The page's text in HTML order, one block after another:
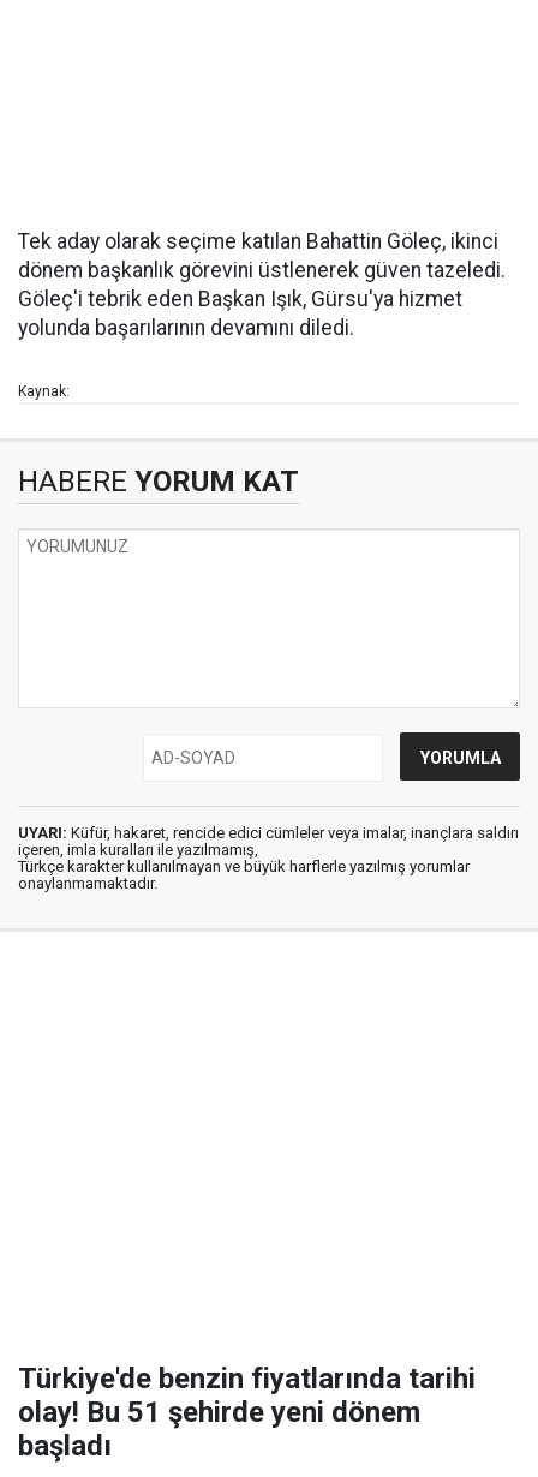
Tek aday olarak seçime katılan Bahattin Göleç, ikinci
dönem başkanlık görevini üstlenerek güven tazeledi.
Göleç'i tebrik eden Başkan Işık, Gürsu'ya hizmet
yolunda başarılarının devamını diledi.
Kaynak:
HABERE YORUM KAT
UYARI: Küfür, hakaret, rencide edici cümleler veya imalar, inançlara saldırı
içeren, imla kuralları ile yazılmamış,
Türkçe karakter kullanılmayan ve büyük harflerle yazılmış yorumlar
onaylanmamaktadır.
Türkiye'de benzin fiyatlarında tarihi
olay! Bu 51 şehirde yeni dönem
başladı